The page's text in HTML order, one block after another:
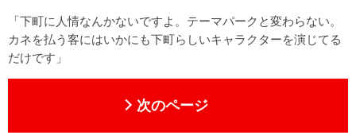
「下町に人情なんかないですよ。テーマパークと変わらない。
カネを払う客にはいかにも下町らしいキャラクターを演じてる
だけです」
次のページ